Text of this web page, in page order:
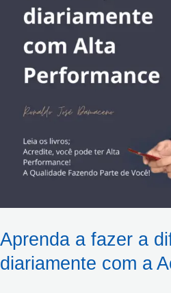
Aprenda a fazer a
diariamente com a
diariamente
Acreditare